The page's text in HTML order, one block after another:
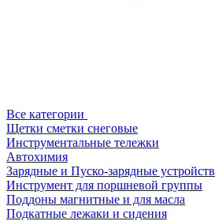
Все категории
Щетки сметки снеговые
Инструментальные тележки
Автохимия
Зарядные и Пуско-зарядные
Инструмент для поршневой группы
Поддоны магнитные и для масла
Подкатные лежаки и сидения